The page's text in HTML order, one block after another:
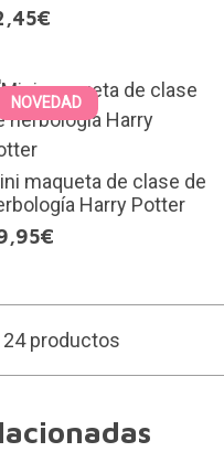
NOVEDAD
maqueta de clase de
Harry Potter
productos